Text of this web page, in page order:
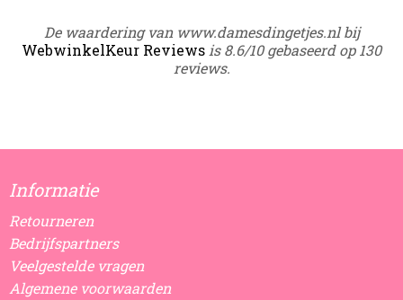
De waardering van www.damesdingetjes.nl bij
WebwinkelKeur Reviews is 8.6/10 gebaseerd op 130
reviews.
Informatie
Retourneren
Bedrijfspartners
Veelgestelde vragen
Algemene voorwaarden